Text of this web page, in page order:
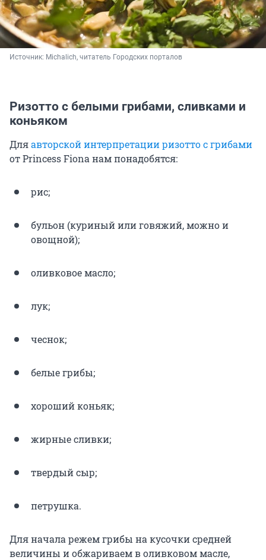
Источник: Michalich, читатель Городских порталов
Ризотто с белыми грибами, сливками и
коньяком
Дляавторской интерпретации ризотто с грибами
от Princess Fiona нам понадобятся:
рис;
бульон (куриный или говяжий, можно и
овощной);
оливковое масло;
лук;
чеснок;
белые грибы;
хороший коньяк;
жирные сливки;
твердый сыр;
петрушка.
Для начала режем грибы на кусочки средней
величины и обжариваем в оливковом масле,